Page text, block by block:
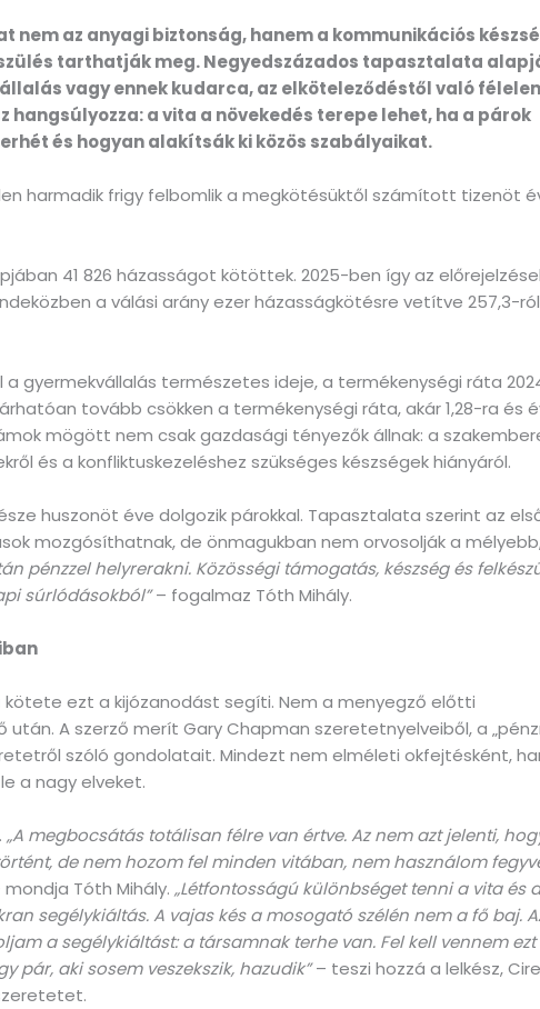
nem az anyagi biztonság, hanem a kommunikációs
tarthatják meg. Negyedszázados tapasztalata
vagy ennek kudarca, az elköteleződéstől való
a vita a növekedés terepe lehet, ha a párok
és hogyan alakítsák ki közös szabályaikat.
harmadik frigy felbomlik a megkötésüktől számított tizenöt
41 826 házasságot kötöttek. 2025-ben így az
a válási arány ezer házasságkötésre vetítve 257,3-
a gyermekvállalás természetes ideje, a termékenységi ráta
tovább csökken a termékenységi ráta, akár 1,28-ra és
mögött nem csak gazdasági tényezők állnak: a
és a konfliktuskezeléshez szükséges készségek hiányáról.
huszonöt éve dolgozik párokkal. Tapasztalata szerint az
mozgósíthatnak, de önmagukban nem orvosolják a
pénzzel helyrerakni. Közösségi támogatás, készség és
súrlódásokból”– fogalmaz Tóth Mihály.
ezt a kijózanodást segíti. Nem a menyegző előtti
A szerző merít Gary Chapman szeretetnyelveiből, a
szóló gondolatait. Mindezt nem elméleti okfejtésként,
a nagy elveket.
„A megbocsátás totálisan félre van értve. Az nem azt jelenti,
de nem hozom fel minden vitában, nem használom
mondja Tóth Mihály.„Létfontosságú különbséget tenni a vita és
segélykiáltás. A vajas kés a mosogató szélén nem a fő baj.
a segélykiáltást: a társamnak terhe van. Fel kell vennem ezt
pár, aki sosem veszekszik, hazudik”– teszi hozzá a lelkész,